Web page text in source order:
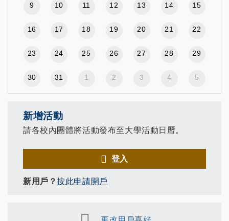
9 10 11 12 13 14 15
16 17 18 19 20 21 22
23 24 25 26 27 28 29
30 31 1 2 3 4 5
新增活動
請各校內團體將活動發布至大學活動日曆。
登入
新用戶？按此申請開戶